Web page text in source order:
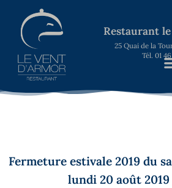
Restaurant
25 Quai de la
Tél. 01
Fermeture estivale 2019 du
lundi 20 août